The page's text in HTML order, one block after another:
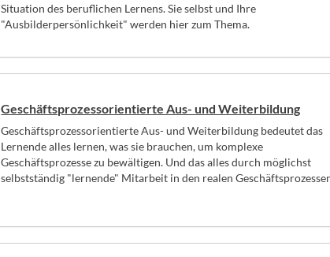
Situation des beruflichen Lernens. Sie selbst und Ihre
"Ausbilderpersönlichkeit" werden hier zum Thema.
Geschäftsprozessorientierte Aus- und Weiterbildung
Geschäftsprozessorientierte Aus- und Weiterbildung bedeutet das
Lernende alles lernen, was sie brauchen, um komplexe
Geschäftsprozesse zu bewältigen. Und das alles durch möglichst
selbstständig "lernende" Mitarbeit in den realen